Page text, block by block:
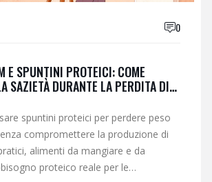
0
E SPUNTINI PROTEICI: COME
SAZIETÀ DURANTE LA PERDITA DI
spuntini proteici per perdere peso
compromettere la produzione di
alimenti da mangiare e da
proteico reale per le